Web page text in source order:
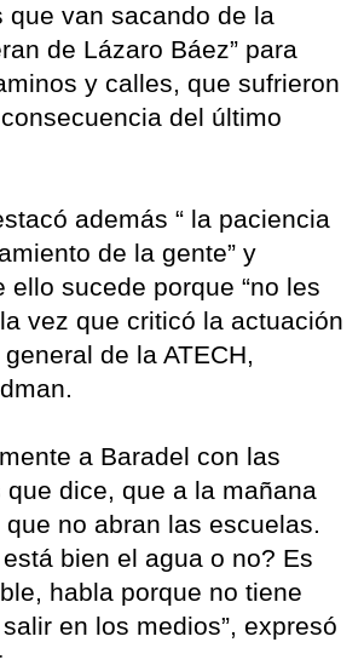
que van sacando de la
de Lázaro Báez” para
y calles, que sufrieron
del último
además “ la paciencia
de la gente” y
ello sucede porque “no les
vez que criticó la actuación
de la ATECH,
a Baradel con las
que dice, que a la mañana
no abran las escuelas.
bien el agua o no? Es
habla porque no tiene
en los medios”, expresó